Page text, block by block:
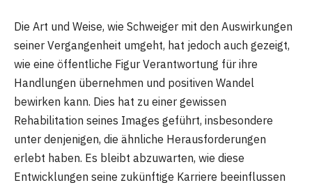
Die Art und Weise, wie Schweiger mit den Auswirkungen
seiner Vergangenheit umgeht, hat jedoch auch gezeigt,
wie eine öffentliche Figur Verantwortung für ihre
Handlungen übernehmen und positiven Wandel
bewirken kann. Dies hat zu einer gewissen
Rehabilitation seines Images geführt, insbesondere
unter denjenigen, die ähnliche Herausforderungen
erlebt haben. Es bleibt abzuwarten, wie diese
Entwicklungen seine zukünftige Karriere beeinflussen